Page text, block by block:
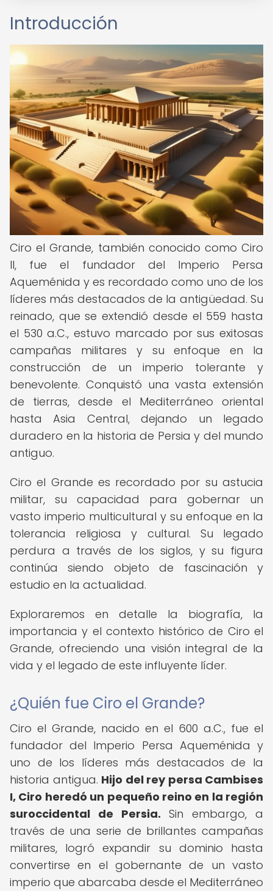
Introducción
Ciro el Grande, también conocido como Ciro
II, fue el fundador del Imperio Persa
Aqueménida y es recordado como uno de los
líderes más destacados de la antigüedad. Su
reinado, que se extendió desde el 559 hasta
el 530 a.C., estuvo marcado por sus exitosas
campañas militares y su enfoque en la
construcción de un imperio tolerante y
benevolente. Conquistó una vasta extensión
de tierras, desde el Mediterráneo oriental
hasta Asia Central, dejando un legado
duradero en la historia de Persia y del mundo
antiguo.
Ciro el Grande es recordado por su astucia
militar, su capacidad para gobernar un
vasto imperio multicultural y su enfoque en la
tolerancia religiosa y cultural. Su legado
perdura a través de los siglos, y su figura
continúa siendo objeto de fascinación y
estudio en la actualidad.
Exploraremos en detalle la biografía, la
importancia y el contexto histórico de Ciro el
Grande, ofreciendo una visión integral de la
vida y el legado de este influyente líder.
¿Quién fue Ciro el Grande?
Ciro el Grande, nacido en el 600 a.C., fue el
fundador del Imperio Persa Aqueménida y
uno de los líderes más destacados de la
historia antigua. Hijo del rey persa Cambises
I, Ciro heredó un pequeño reino en la región
suroccidental de Persia. Sin embargo, a
través de una serie de brillantes campañas
militares, logró expandir su dominio hasta
convertirse en el gobernante de un vasto
imperio que abarcaba desde el Mediterráneo